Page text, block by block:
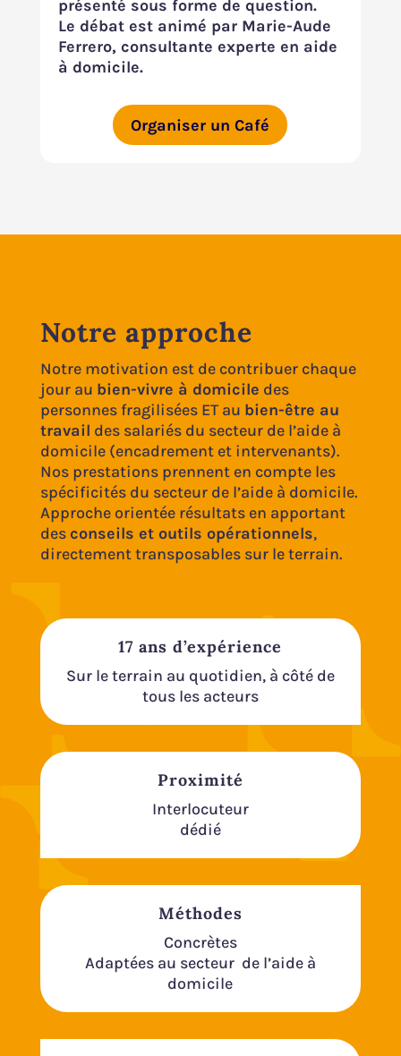
présenté sous forme de question.
Le débat est animé par Marie-Aude
Ferrero, consultante experte en aide
à domicile.
Organiser un Café
Notre approche
Notre motivation est de contribuer chaque
jour au bien-vivre à domicile des
personnes fragilisées ET au bien-être au
travail des salariés du secteur de l’aide à
domicile (encadrement et intervenants).
Nos prestations prennent en compte les
spécificités du secteur de l’aide à domicile.
Approche orientée résultats en apportant
desconseils et outils opérationnels,
directement transposables sur le terrain.
17 ans d’expérience
Sur le terrain au quotidien, à côté de
tous les acteurs
Proximité
Interlocuteur
dédié
Méthodes
Concrètes
Adaptées au secteur de l’aide à
domicile